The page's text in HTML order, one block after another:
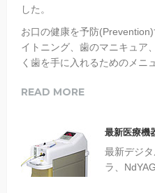
した。
お口の健康を予防
イトニング、歯のマニキュア
く歯を手に入れるためのメニ
READ MORE
最新医療機
最新デジ
ラ、